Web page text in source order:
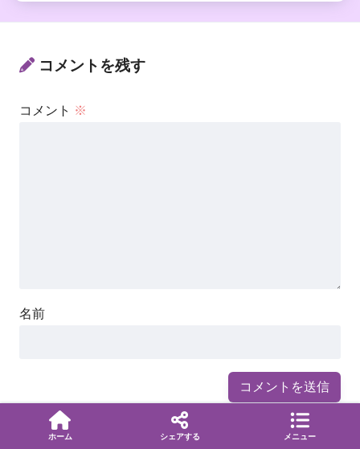
コメントを残す
コメント ※
名前
ホーム シェアする メニュー